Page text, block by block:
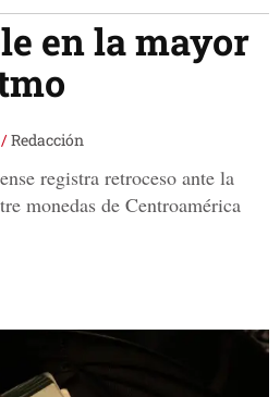
en la mayor
/Redacción
registra retroceso ante la
monedas de Centroamérica